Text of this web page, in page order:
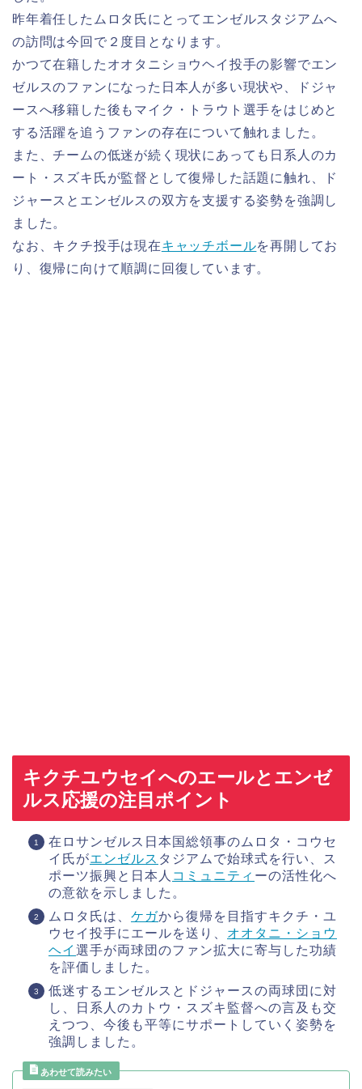
昨年着任したムロタ氏にとってエンゼルスタジアムへ
の訪問は今回で２度目となります。
かつて在籍したオオタニショウヘイ投手の影響でエン
ゼルスのファンになった日本人が多い現状や、ドジャ
ースへ移籍した後もマイク・トラウト選手をはじめと
する活躍を追うファンの存在について触れました。
また、チームの低迷が続く現状にあっても日系人のカ
ート・スズキ氏が監督として復帰した話題に触れ、ド
ジャースとエンゼルスの双方を支援する姿勢を強調し
ました。
なお、キクチ投手は現在キャッチボールを再開してお
り、復帰に向けて順調に回復しています。
キクチユウセイへのエールとエンゼ
ルス応援の注目ポイント
在ロサンゼルス日本国総領事のムロタ・コウセ
イ氏がエンゼルス タジアムで始球式を行い、ス
ポーツ振興と日本人 コミュニティ ーの活性化へ
の意欲を示しました。
ムロタ氏は、 ケガから復帰を目指すキクチ・ユ
ウセイ投手にエールを送り、 オオタニ・ショウ
ヘイ 選手が両球団のファン拡大に寄与した功績
を評価しました。
低迷するエンゼルスとドジャースの両球団に対
し、日系人のカトウ・スズキ監督への言及も交
えつつ、今後も平等にサポートしていく姿勢を
強調しました。